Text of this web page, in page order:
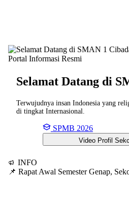
Portal Informasi Resmi
Selamat Datang di
Terwujudnya insan Indonesia yang
di tingkat Internasional.
SPMB 2026
Video Profil
INFO
📌 Rapat Awal Semester Genap,